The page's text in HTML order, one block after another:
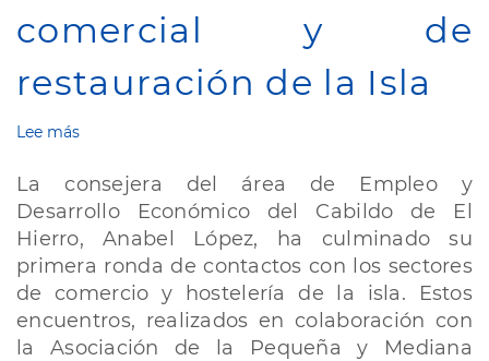
comercial y de
restauración de la Isla
Lee más
Cabildo
de
El
Hierro
finaliza
la
ronda
de
contactos
La consejera del área de Empleo y
Desarrollo Económico del Cabildo de El
Hierro, Anabel López, ha culminado su
primera ronda de contactos con los sectores
de comercio y hostelería de la isla. Estos
encuentros, realizados en colaboración con
la Asociación de la Pequeña y Mediana